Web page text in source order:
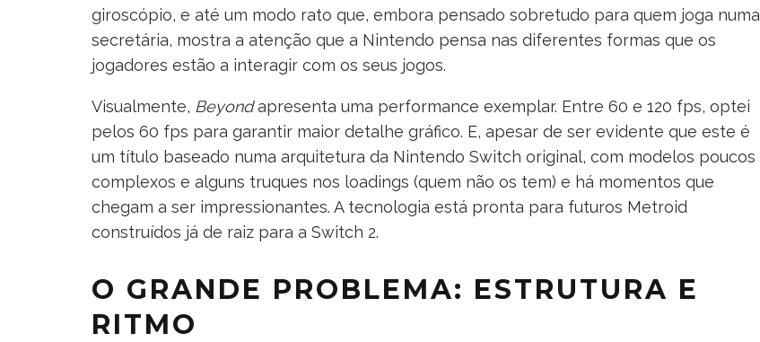
giroscópio, e até um modo rato que, embora pensado sobretudo para quem joga numa
secretária, mostra a atenção que a Nintendo pensa nas diferentes formas que os
jogadores estão a interagir com os seus jogos.
Visualmente, Beyondapresenta uma performance exemplar. Entre 60 e 120 fps, optei
pelos 60 fps para garantir maior detalhe gráfico. E, apesar de ser evidente que este é
um título baseado numa arquitetura da Nintendo Switch original, com modelos poucos
complexos e alguns truques nos loadings (quem não os tem) e há momentos que
chegam a ser impressionantes. A tecnologia está pronta para futuros Metroid
construídos já de raiz para a Switch 2.
O GRANDE PROBLEMA: ESTRUTURA E
RITMO